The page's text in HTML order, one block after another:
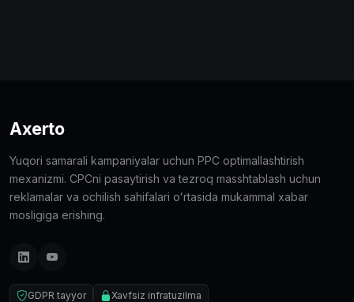
Axerto
Yuqori samarali kampaniyalar uchun PPC optimallashtirish
mexanizmi. CPCni pasaytirish va tezroq masshtablash uchun
reklamalar va ochilish sahifalari oʻrtasida mukammal xabar
mosligiga erishing.
GDPR tayyor Xavfsiz infratuzilma